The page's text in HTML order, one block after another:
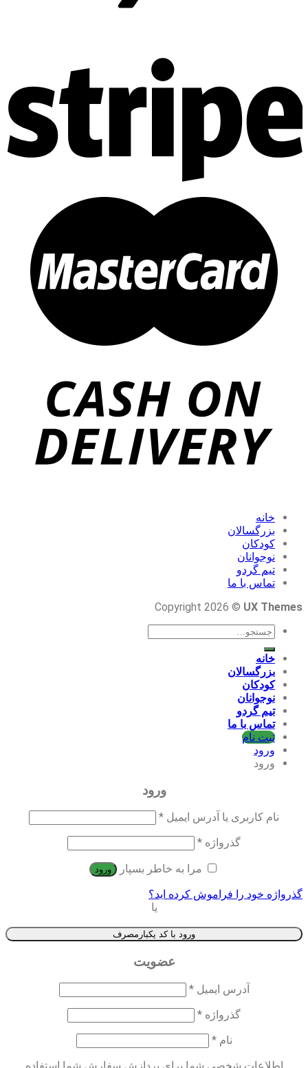
خانه
بزرگسالان
کودکان
نوجوانان
تیم گردو
تماس با ما
Copyright 2026 © UX Themes
جستجو
برای:
خانه
بزرگسالان
کودکان
نوجوانان
تیم گردو
تماس با ما
ثبت نام
ورود
ورود
ورود
نام کاربری یا آدرس ایمیل *
گذرواژه *
مرا به خاطر بسپار
ورود
گذرواژه خود را فراموش کرده اید؟
یا
ورود با کد یکبارمصرف
عضویت
آدرس ایمیل*
گذرواژه *
نام*